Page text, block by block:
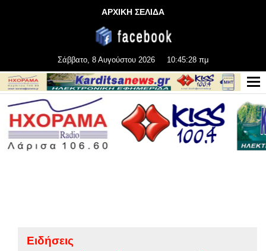
ΑΡΧΙΚΗ ΣΕΛΙΔΑ
Σάββατο, 8 Αυγούστου 2026 10:45:28 πμ
Ειδήσεις